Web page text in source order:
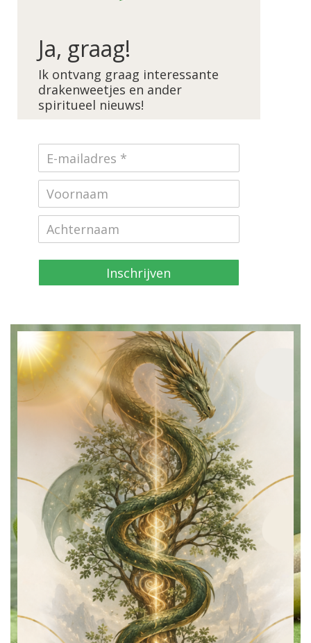
Ja, graag!
Ik ontvang graag interessante
drakenweetjes en ander
spiritueel nieuws!
Inschrijven